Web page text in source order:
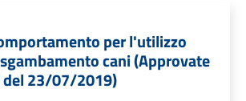
per l'utilizzo
cani (Approvate
del 23/07/2019)